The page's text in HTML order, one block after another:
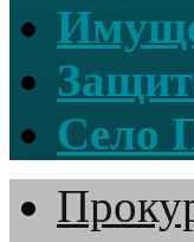
Село